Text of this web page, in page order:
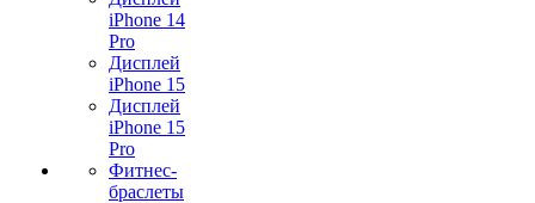
iPhone 14
Pro
Дисплей
iPhone 15
Дисплей
iPhone 15
Pro
Фитнес-
браслеты